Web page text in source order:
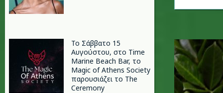
Το Σάββατο 15
Αυγούστου, στο Time
Marine Beach Bar, το
Magic of Athens Society
παρουσιάζει το The
Ceremony